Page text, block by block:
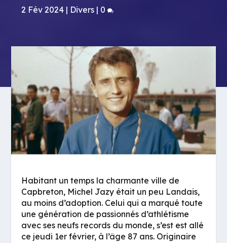
2 Fév 2024 | Divers | 0
Habitant un temps la charmante ville de
Capbreton, Michel Jazy était un peu Landais,
au moins d’adoption. Celui qui a marqué toute
une génération de passionnés d’athlétisme
avec ses neufs records du monde, s’est est allé
ce jeudi 1er février, à l’âge 87 ans. Originaire